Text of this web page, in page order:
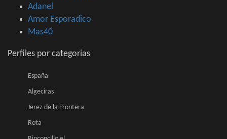
Adanel
Amor Esporadico
Mas40
Perfiles por categorias
España
Algeciras
Jerez de la Frontera
Rota